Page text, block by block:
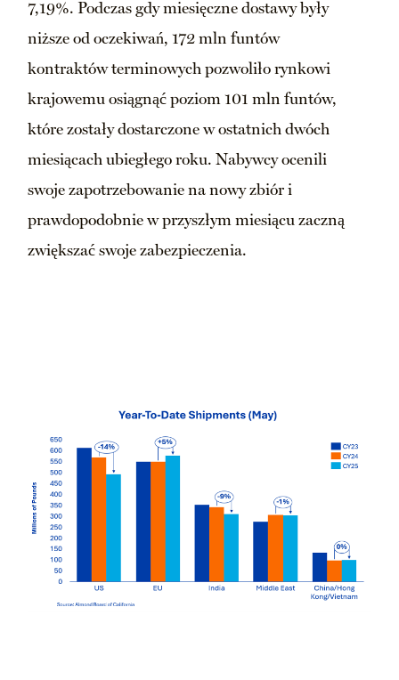
7,19%. Podczas gdy miesięczne dostawy były
niższe od oczekiwań, 172 mln funtów
kontraktów terminowych pozwoliło rynkowi
krajowemu osiągnąć poziom 101 mln funtów,
które zostały dostarczone w ostatnich dwóch
miesiącach ubiegłego roku. Nabywcy ocenili
swoje zapotrzebowanie na nowy zbiór i
prawdopodobnie w przyszłym miesiącu zaczną
zwiększać swoje zabezpieczenia.